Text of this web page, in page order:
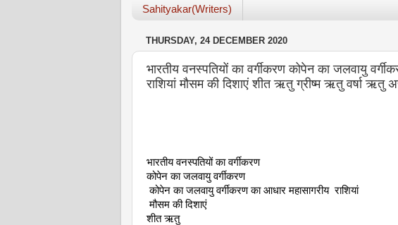
Sahityakar(Writers)
THURSDAY, 24 DECEMBER 2020
भारतीय वनस्पतियों का वर्गीकरण कोपेन का जलवायु
राशियां मौसम की दिशाएं शीत ऋतु ग्रीष्म ऋतु वर्षा ऋतु
भारतीय वनस्पतियों का वर्गीकरण
कोपेन का जलवायु वर्गीकरण
कोपेन का जलवायु वर्गीकरण का आधार महासागरीय  राशियां
मौसम की दिशाएं
शीत ऋतु